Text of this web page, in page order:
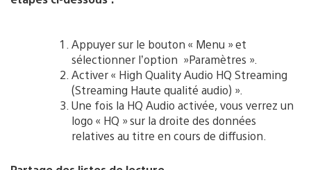
Appuyer sur le bouton « Menu » et
sélectionner l’option »Paramètres ».
Activer « High Quality Audio HQ Streaming
(Streaming Haute qualité audio) ».
Une fois la HQ Audio activée, vous verrez un
logo « HQ » sur la droite des données
relatives au titre en cours de diffusion.